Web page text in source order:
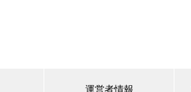
運営者情報